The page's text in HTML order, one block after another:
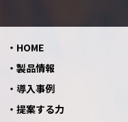
HOME
製品情報
導入事例
提案する力